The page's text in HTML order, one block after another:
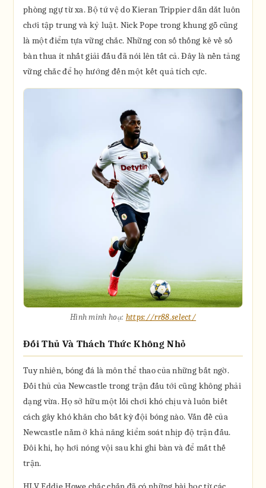
phòng ngự từ xa. Bộ tứ vệ do Kieran Trippier dẫn dắt luôn
chơi tập trung và kỷ luật. Nick Pope trong khung gỗ cũng
là một điểm tựa vững chắc. Những con số thống kê về số
bàn thua ít nhất giải đấu đã nói lên tất cả. Đây là nền tảng
vững chắc để họ hướng đến một kết quả tích cực.
Hình minh hoạ: https://rr88.select/
Đối Thủ Và Thách Thức Không Nhỏ
Tuy nhiên, bóng đá là môn thể thao của những bất ngờ.
Đối thủ của Newcastle trong trận đấu tới cũng không phải
dạng vừa. Họ sở hữu một lối chơi khó chịu và luôn biết
cách gây khó khăn cho bất kỳ đội bóng nào. Vấn đề của
Newcastle nằm ở khả năng kiểm soát nhịp độ trận đấu.
Đôi khi, họ hơi nóng vội sau khi ghi bàn và để mất thế
trận.